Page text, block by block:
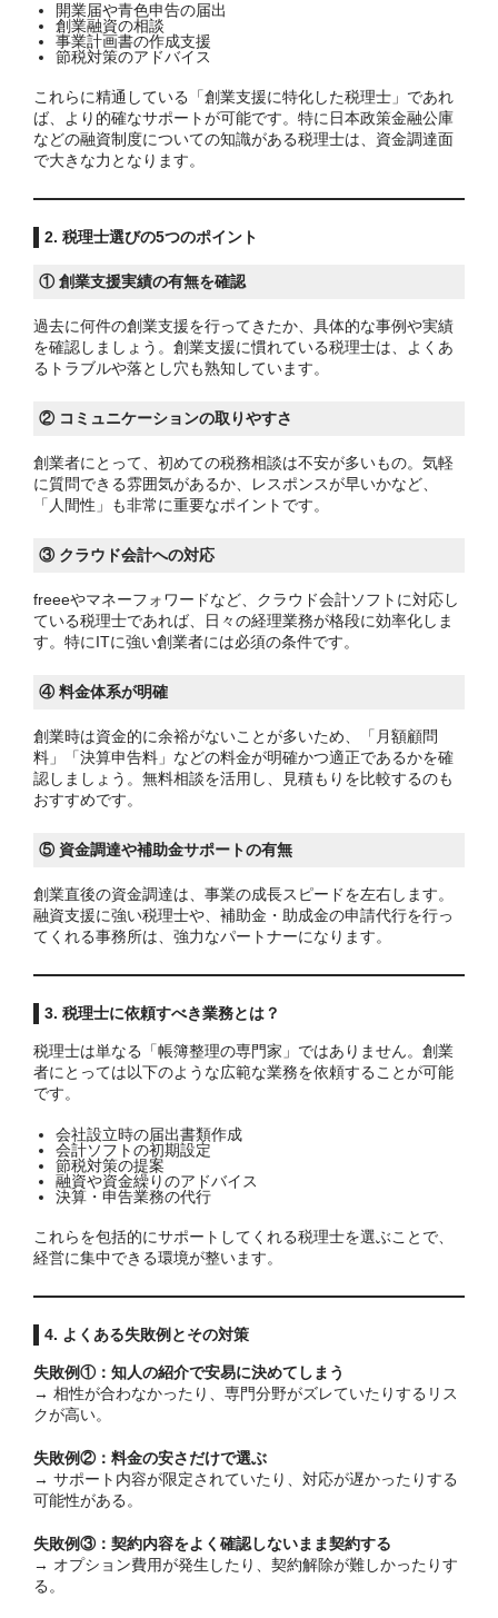
開業届や青色申告の届出
創業融資の相談
事業計画書の作成支援
節税対策のアドバイス
これらに精通している「創業支援に特化した税理士」であれ
ば、より的確なサポートが可能です。特に日本政策金融公庫
などの融資制度についての知識がある税理士は、資金調達面
で大きな力となります。
2. 税理士選びの5つのポイント
① 創業支援実績の有無を確認
過去に何件の創業支援を行ってきたか、具体的な事例や実績
を確認しましょう。創業支援に慣れている税理士は、よくあ
るトラブルや落とし穴も熟知しています。
② コミュニケーションの取りやすさ
創業者にとって、初めての税務相談は不安が多いもの。気軽
に質問できる雰囲気があるか、レスポンスが早いかなど、
「人間性」も非常に重要なポイントです。
③ クラウド会計への対応
freeeやマネーフォワードなど、クラウド会計ソフトに対応し
ている税理士であれば、日々の経理業務が格段に効率化しま
す。特にITに強い創業者には必須の条件です。
④ 料金体系が明確
創業時は資金的に余裕がないことが多いため、「月額顧問
料」「決算申告料」などの料金が明確かつ適正であるかを確
認しましょう。無料相談を活用し、見積もりを比較するのも
おすすめです。
⑤ 資金調達や補助金サポートの有無
創業直後の資金調達は、事業の成長スピードを左右します。
融資支援に強い税理士や、補助金・助成金の申請代行を行っ
てくれる事務所は、強力なパートナーになります。
3. 税理士に依頼すべき業務とは？
税理士は単なる「帳簿整理の専門家」ではありません。創業
者にとっては以下のような広範な業務を依頼することが可能
です。
会社設立時の届出書類作成
会計ソフトの初期設定
節税対策の提案
融資や資金繰りのアドバイス
決算・申告業務の代行
これらを包括的にサポートしてくれる税理士を選ぶことで、
経営に集中できる環境が整います。
4. よくある失敗例とその対策
失敗例①：知人の紹介で安易に決めてしまう
→ 相性が合わなかったり、専門分野がズレていたりするリス
クが高い。
失敗例②：料金の安さだけで選ぶ
→ サポート内容が限定されていたり、対応が遅かったりする
可能性がある。
失敗例③：契約内容をよく確認しないまま契約する
→ オプション費用が発生したり、契約解除が難しかったりす
る。